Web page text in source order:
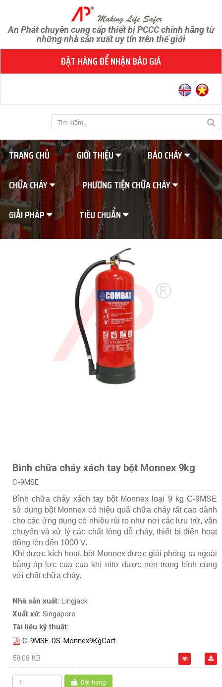
An Phát chuyên cung cấp thiết bị PCCC chính hãng từ
những nhà sản xuất uy tín trên thế giới
ĐẶT HÀNG ĐỂ NHẬN BÁO GIÁ
TRANG CHỦ GIỚI THIỆU
BÁO CHÁY
CHỮA CHÁY
PHƯƠNG TIỆN CHỮA CHÁY
GIẢI PHÁP
TIÊU CHUẨN
Bình chữa cháy xách tay bột Monnex 9kg
C-9MSE
Bình chữa cháy xách tay bột Monnex loại 9 kg C-9MSE
sử dụng bột Monnex có hiệu quả chữa cháy rất cao dành
cho các ứng dụng có nhiều rủi ro như nơi các lưu trữ, vận
chuyển và xử lý các chất lỏng dễ cháy, thiết bị điện hoạt
động lên đến 1000 V.
Khi được kích hoạt, bột Monnex được giải phóng ra ngoài
bằng áp lực của của khí nitơ được nén trong bình cùng
với chất chữa cháy.
Nhà sản xuất: Lingjack
Xuất xứ: Singapore
Tài liệu kỹ thuật:
C-9MSE-DS-Monnex9KgCart
58.08 KB
Đặt hàng